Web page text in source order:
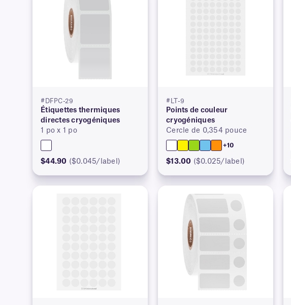
#DFPC-29
Étiquettes thermiques
directes cryogéniques
1 po x 1 po
$44.90 ($0.045/label)
#LT-9
Points de couleur
cryogéniques
Cercle de 0,354 pouce
+10
$13.00 ($0.025/label)